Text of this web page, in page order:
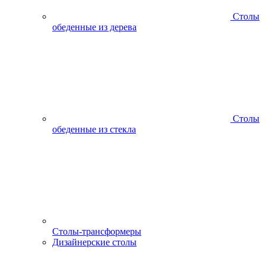
Столы
обеденные из дерева
Столы
обеденные из стекла
Столы-трансформеры
Дизайнерские столы